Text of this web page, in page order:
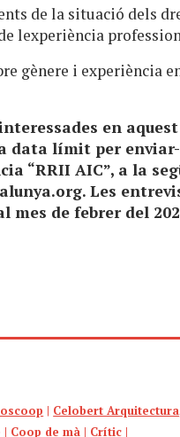
de la situació dels
lexperiència
gènere i experiència
en
data límit per enviar-
“RRII AIC”, a la
. Les
mes de febrer del
| Celobert
| Coop de mà | Crític |